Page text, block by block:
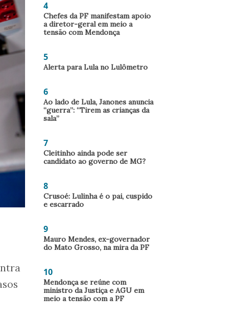
4
Chefes da PF manifestam apoio
a diretor-geral em meio a
tensão com Mendonça
5
Alerta para Lula no Lulômetro
6
Ao lado de Lula, Janones anuncia
“guerra”: “Tirem as crianças da
sala”
7
Cleitinho ainda pode ser
candidato ao governo de MG?
8
Crusoé: Lulinha é o pai, cuspido
e escarrado
9
Mauro Mendes, ex-governador
do Mato Grosso, na mira da PF
10
Mendonça se reúne com
ministro da Justiça e AGU em
meio a tensão com a PF